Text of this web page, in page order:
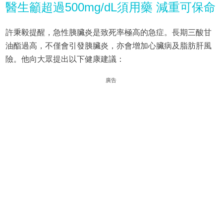
醫生籲超過500mg/dL須用藥 減重可保命
許秉毅提醒，急性胰臟炎是致死率極高的急症。長期三酸甘
油酯過高，不僅會引發胰臟炎，亦會增加心臟病及脂肪肝風
險。他向大眾提出以下健康建議：
廣告